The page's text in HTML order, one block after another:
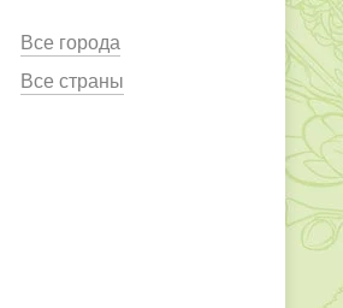
Все города
Все страны